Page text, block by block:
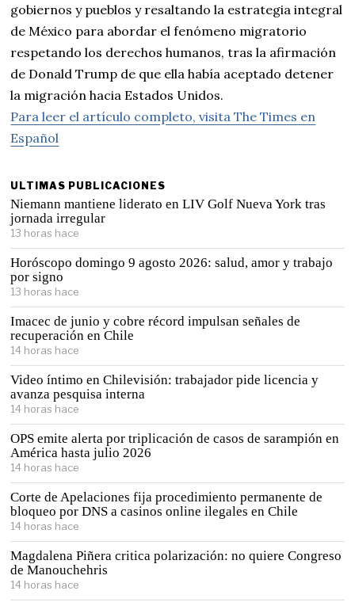
gobiernos y pueblos y resaltando la estrategia integral
de México para abordar el fenómeno migratorio
respetando los derechos humanos, tras la afirmación
de Donald Trump de que ella había aceptado detener
la migración hacia Estados Unidos.
Para leer el artículo completo, visita The Times en
Español
ULTIMAS PUBLICACIONES
Niemann mantiene liderato en LIV Golf Nueva York tras
jornada irregular
13 horas hace
Horóscopo domingo 9 agosto 2026: salud, amor y trabajo
por signo
13 horas hace
Imacec de junio y cobre récord impulsan señales de
recuperación en Chile
14 horas hace
Video íntimo en Chilevisión: trabajador pide licencia y
avanza pesquisa interna
14 horas hace
OPS emite alerta por triplicación de casos de sarampión en
América hasta julio 2026
14 horas hace
Corte de Apelaciones fija procedimiento permanente de
bloqueo por DNS a casinos online ilegales en Chile
14 horas hace
Magdalena Piñera critica polarización: no quiere Congreso
de Manouchehris
14 horas hace